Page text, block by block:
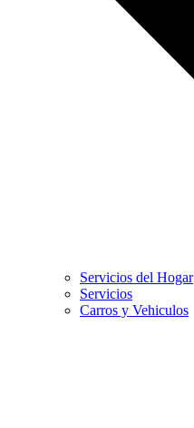
Servicios del Hogar
Servicios
Carros y Vehiculos